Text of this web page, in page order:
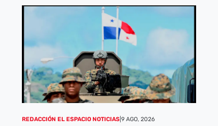
REDACCIÓN EL ESPACIO NOTICIAS| 9 AGO, 2026